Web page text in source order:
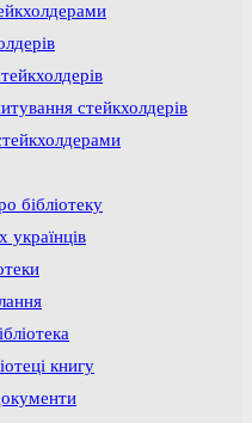
стейкхолдерів
бібліотеку
українців
книгу